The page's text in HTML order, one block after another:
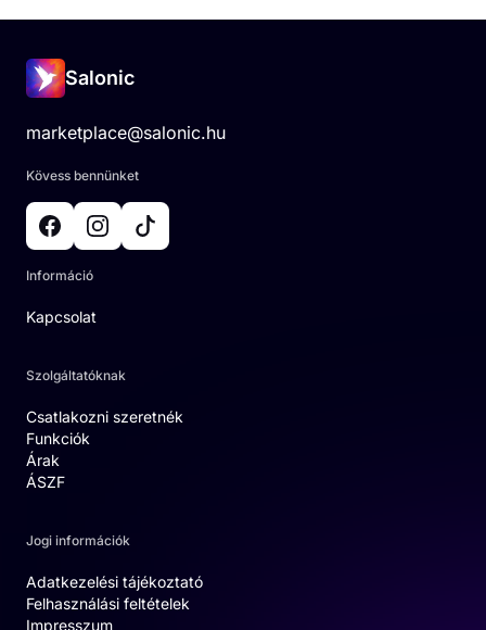
Salonic
marketplace@salonic.hu
Kövess bennünket
Információ
Kapcsolat
Szolgáltatóknak
Csatlakozni szeretnék
Funkciók
Árak
ÁSZF
Jogi információk
Adatkezelési tájékoztató
Felhasználási feltételek
Impresszum